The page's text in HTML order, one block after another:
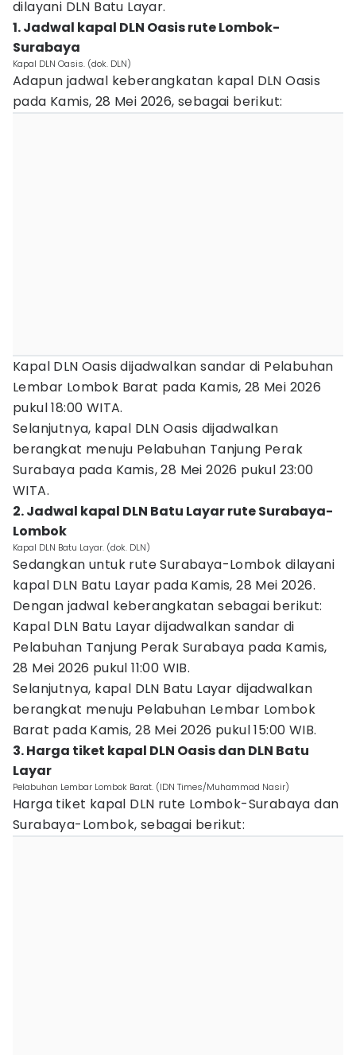
dilayani DLN Batu Layar.
1. Jadwal kapal DLN Oasis rute Lombok-
Surabaya
Kapal DLN Oasis. (dok. DLN)
Adapun jadwal keberangkatan kapal DLN Oasis
pada Kamis, 28 Mei 2026, sebagai berikut:
Kapal DLN Oasis dijadwalkan sandar di Pelabuhan
Lembar Lombok Barat pada Kamis, 28 Mei 2026
pukul 18:00 WITA.
Selanjutnya, kapal DLN Oasis dijadwalkan
berangkat menuju Pelabuhan Tanjung Perak
Surabaya pada Kamis, 28 Mei 2026 pukul 23:00
WITA.
2. Jadwal kapal DLN Batu Layar rute Surabaya-
Lombok
Kapal DLN Batu Layar. (dok. DLN)
Sedangkan untuk rute Surabaya-Lombok dilayani
kapal DLN Batu Layar pada Kamis, 28 Mei 2026.
Dengan jadwal keberangkatan sebagai berikut:
Kapal DLN Batu Layar dijadwalkan sandar di
Pelabuhan Tanjung Perak Surabaya pada Kamis,
28 Mei 2026 pukul 11:00 WIB.
Selanjutnya, kapal DLN Batu Layar dijadwalkan
berangkat menuju Pelabuhan Lembar Lombok
Barat pada Kamis, 28 Mei 2026 pukul 15:00 WIB.
3. Harga tiket kapal DLN Oasis dan DLN Batu
Layar
Pelabuhan Lembar Lombok Barat. (IDN Times/Muhammad Nasir)
Harga tiket kapal DLN rute Lombok-Surabaya dan
Surabaya-Lombok, sebagai berikut: